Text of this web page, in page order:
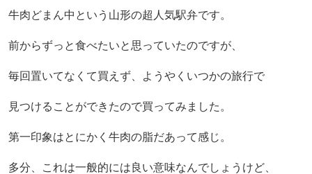
牛肉どまん中という山形の超人気駅弁です。
前からずっと食べたいと思っていたのですが、
毎回置いてなくて買えず、ようやくいつかの旅行で
見つけることができたので買ってみました。
第一印象はとにかく牛肉の脂だあって感じ。
多分、これは一般的には良い意味なんでしょうけど、